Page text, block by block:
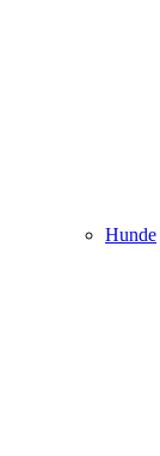
Hunde